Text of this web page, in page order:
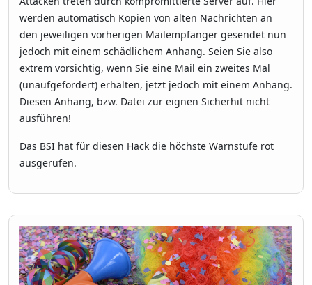
werden automatisch Kopien von alten Nachrichten an
den jeweiligen vorherigen Mailempfänger gesendet nun
jedoch mit einem schädlichem Anhang. Seien Sie also
extrem vorsichtig, wenn Sie eine Mail ein zweites Mal
(unaufgefordert) erhalten, jetzt jedoch mit einem Anhang.
Diesen Anhang, bzw. Datei zur eignen Sicherhit nicht
ausführen!
Das BSI hat für diesen Hack die höchste Warnstufe rot
ausgerufen.